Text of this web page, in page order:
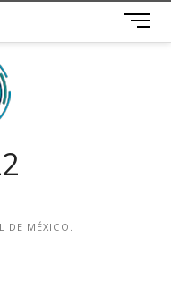
B
o
DE MÉXICO.